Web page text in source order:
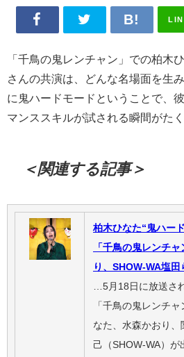
「千鳥の鬼レンチャン」での柏木
さんの共演は、どんな名場面を生
に鬼ハードモードということで、
マンススキルが試される瞬間がた
＜関連する記事＞
柏木ひなた“鬼ハー
「千鳥の鬼レンチ
り、SHOW-WA塩田
…5月18日に放送さ
「千鳥の鬼レンチ
なた、水森かおり、
己（SHOW-WA）が